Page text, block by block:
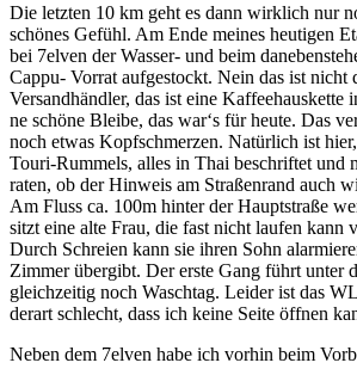
Die letzten 10 km geht es dann wirklich nur
schönes Gefühl. Am Ende meines heutigen
bei 7elven der Wasser- und beim
Cappu- Vorrat aufgestockt. Nein das ist nicht
Versandhändler, das ist eine Kaffeehauskette
ne schöne Bleibe, das war‘s für heute. Das
noch etwas Kopfschmerzen. Natürlich ist
Touri-Rummels, alles in Thai beschriftet und
raten, ob der Hinweis am Straßenrand auch
Am Fluss ca. 100m hinter der Hauptstraße
sitzt eine alte Frau, die fast nicht laufen kann
Durch Schreien kann sie ihren Sohn
Zimmer übergibt. Der erste Gang führt unter
gleichzeitig noch Waschtag. Leider ist das
derart schlecht, dass ich keine Seite öffnen
Neben dem 7elven habe ich vorhin beim